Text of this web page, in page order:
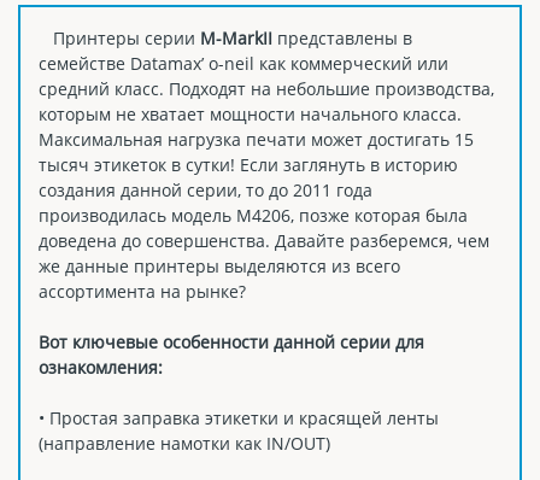
Принтеры серии M-MarkII представлены в
семействе Datamax’ o-neil как коммерческий или
средний класс. Подходят на небольшие производства,
которым не хватает мощности начального класса.
Максимальная нагрузка печати может достигать 15
тысяч этикеток в сутки! Если заглянуть в историю
создания данной серии, то до 2011 года
производилась модель М4206, позже которая была
доведена до совершенства. Давайте разберемся, чем
же данные принтеры выделяются из всего
ассортимента на рынке?
Вот ключевые особенности данной серии для
ознакомления:
• Простая заправка этикетки и красящей ленты
(направление намотки как IN/OUT)